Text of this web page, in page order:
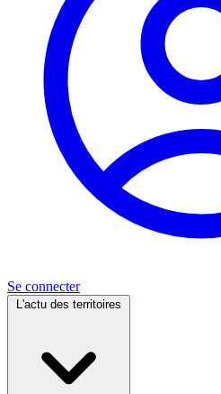
Se connecter
L'actu des territoires